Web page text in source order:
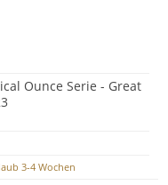
Ounce Serie - Great
3-4 Wochen